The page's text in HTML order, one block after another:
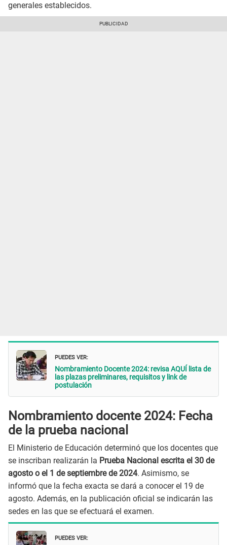
generales establecidos.
PUEDES VER:
Nombramiento Docente 2024: revisa AQUÍ lista de
las plazas preliminares, requisitos y link de
postulación
Nombramiento docente 2024: Fecha
de la prueba nacional
El Ministerio de Educación determinó que los docentes que
se inscriban realizarán la Prueba Nacional escrita el 30 de
agosto o el 1 de septiembre de 2024. Asimismo, se
informó que la fecha exacta se dará a conocer el 19 de
agosto. Además, en la publicación oficial se indicarán las
sedes en las que se efectuará el examen.
PUEDES VER: